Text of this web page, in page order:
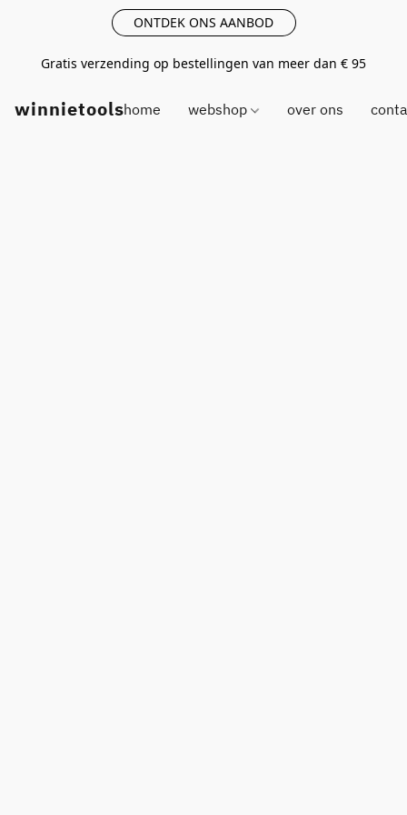
ONTDEK ONS AANBOD
Gratis verzending op bestellingen van meer dan € 95
winnietoolshome webshop over ons